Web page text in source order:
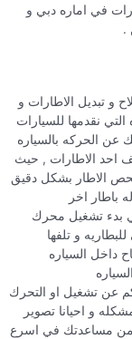
في اماره دبي و
.
و تبديل الاطارات و
نقدمها للسيارات
عن الحركه بالسياره
احد الاطارات , حيث
الاطار بشكل دقيق
باطار اخر
بدء تشغيل محرك
و تلفها
داخل السياره
عن تشغيل او التحرك
و احيانا تصوير
من مساعدتك في اسرع